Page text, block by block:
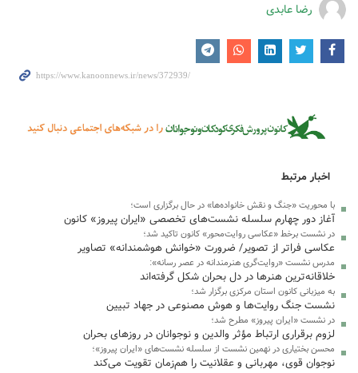
رضا عابدی
اخبار مرتبط
با محوریت «جنگ و نقش خانواده‌ها» در حال برگزاری است؛
آغاز دور چهارم سلسله نشست‌های تخصصی «ایران پیروز» کانون
در نشست برخط «عکاسی روایت‌محور» کانون تاکید شد؛
عکاسی فراتر از تصویر/ ضرورت «خوانش هوشمندانه» تصاویر
مدرس نشست «روایت‌گری هنرمندانه در عصر رسانه»:
خلاقانه‌ترین هنرها در دل بحران شکل گرفته‌اند
به میزبانی کانون استان مرکزی برگزار شد؛
نشست جنگ روایت‌ها و هوش مصنوعی در جهاد تبیین
در نشست «ایران پیروز» مطرح شد؛
لزوم برقراری ارتباط مؤثر والدین و نوجوانان در روزهای بحران
محسن بختیاری در نهمین نشست از سلسله نشست‌های «ایران پیروز»؛‌
نوجوان قوی، مهربانی و عقلانیت را هم‌زمان تقویت می‌کند